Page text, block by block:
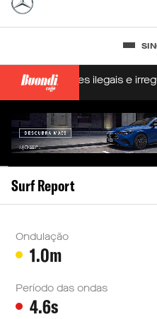
construções ilegais e
Surf Report
Ondulação
1.0m
Período das ondas
4.6s